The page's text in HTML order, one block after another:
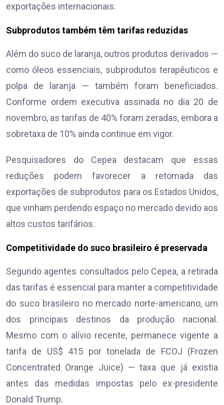
exportações internacionais.
Subprodutos também têm tarifas reduzidas
Além do suco de laranja, outros produtos derivados —
como óleos essenciais, subprodutos terapêuticos e
polpa de laranja — também foram beneficiados.
Conforme ordem executiva assinada no dia 20 de
novembro, as tarifas de 40% foram zeradas, embora a
sobretaxa de 10% ainda continue em vigor.
Pesquisadores do Cepea destacam que essas
reduções podem favorecer a retomada das
exportações de subprodutos para os Estados Unidos,
que vinham perdendo espaço no mercado devido aos
altos custos tarifários.
Competitividade do suco brasileiro é preservada
Segundo agentes consultados pelo Cepea, a retirada
das tarifas é essencial para manter a competitividade
do suco brasileiro no mercado norte-americano, um
dos principais destinos da produção nacional.
Mesmo com o alívio recente, permanece vigente a
tarifa de US$ 415 por tonelada de FCOJ (Frozen
Concentrated Orange Juice) — taxa que já existia
antes das medidas impostas pelo ex-presidente
Donald Trump.